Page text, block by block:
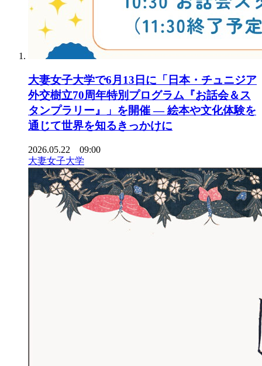
大妻女子大学で6月13日に「日本・チュニジア
外交樹立70周年特別プログラム『お話会＆ス
タンプラリー』」を開催 ― 絵本や文化体験を
通じて世界を知るきっかけに
2026.05.22 09:00
大妻女子大学